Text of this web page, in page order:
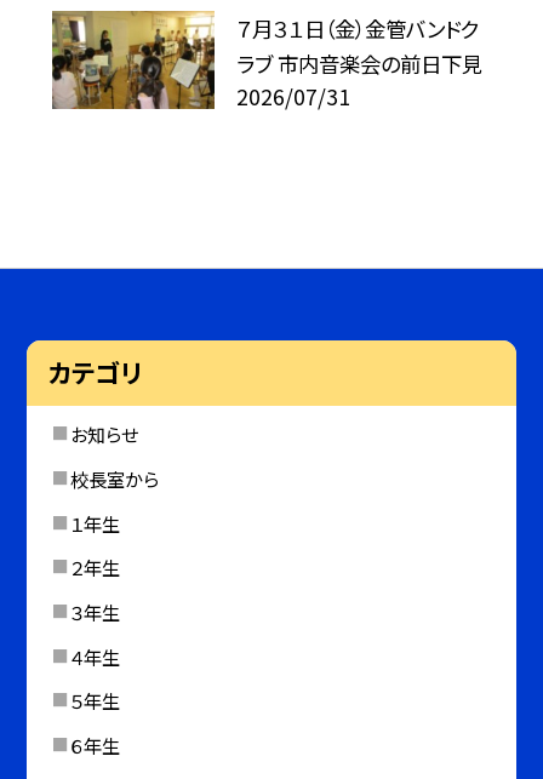
７月３１日（金）金管バンドク
ラブ 市内音楽会の前日下見
2026/07/31
カテゴリ
お知らせ
校長室から
１年生
２年生
３年生
４年生
５年生
６年生